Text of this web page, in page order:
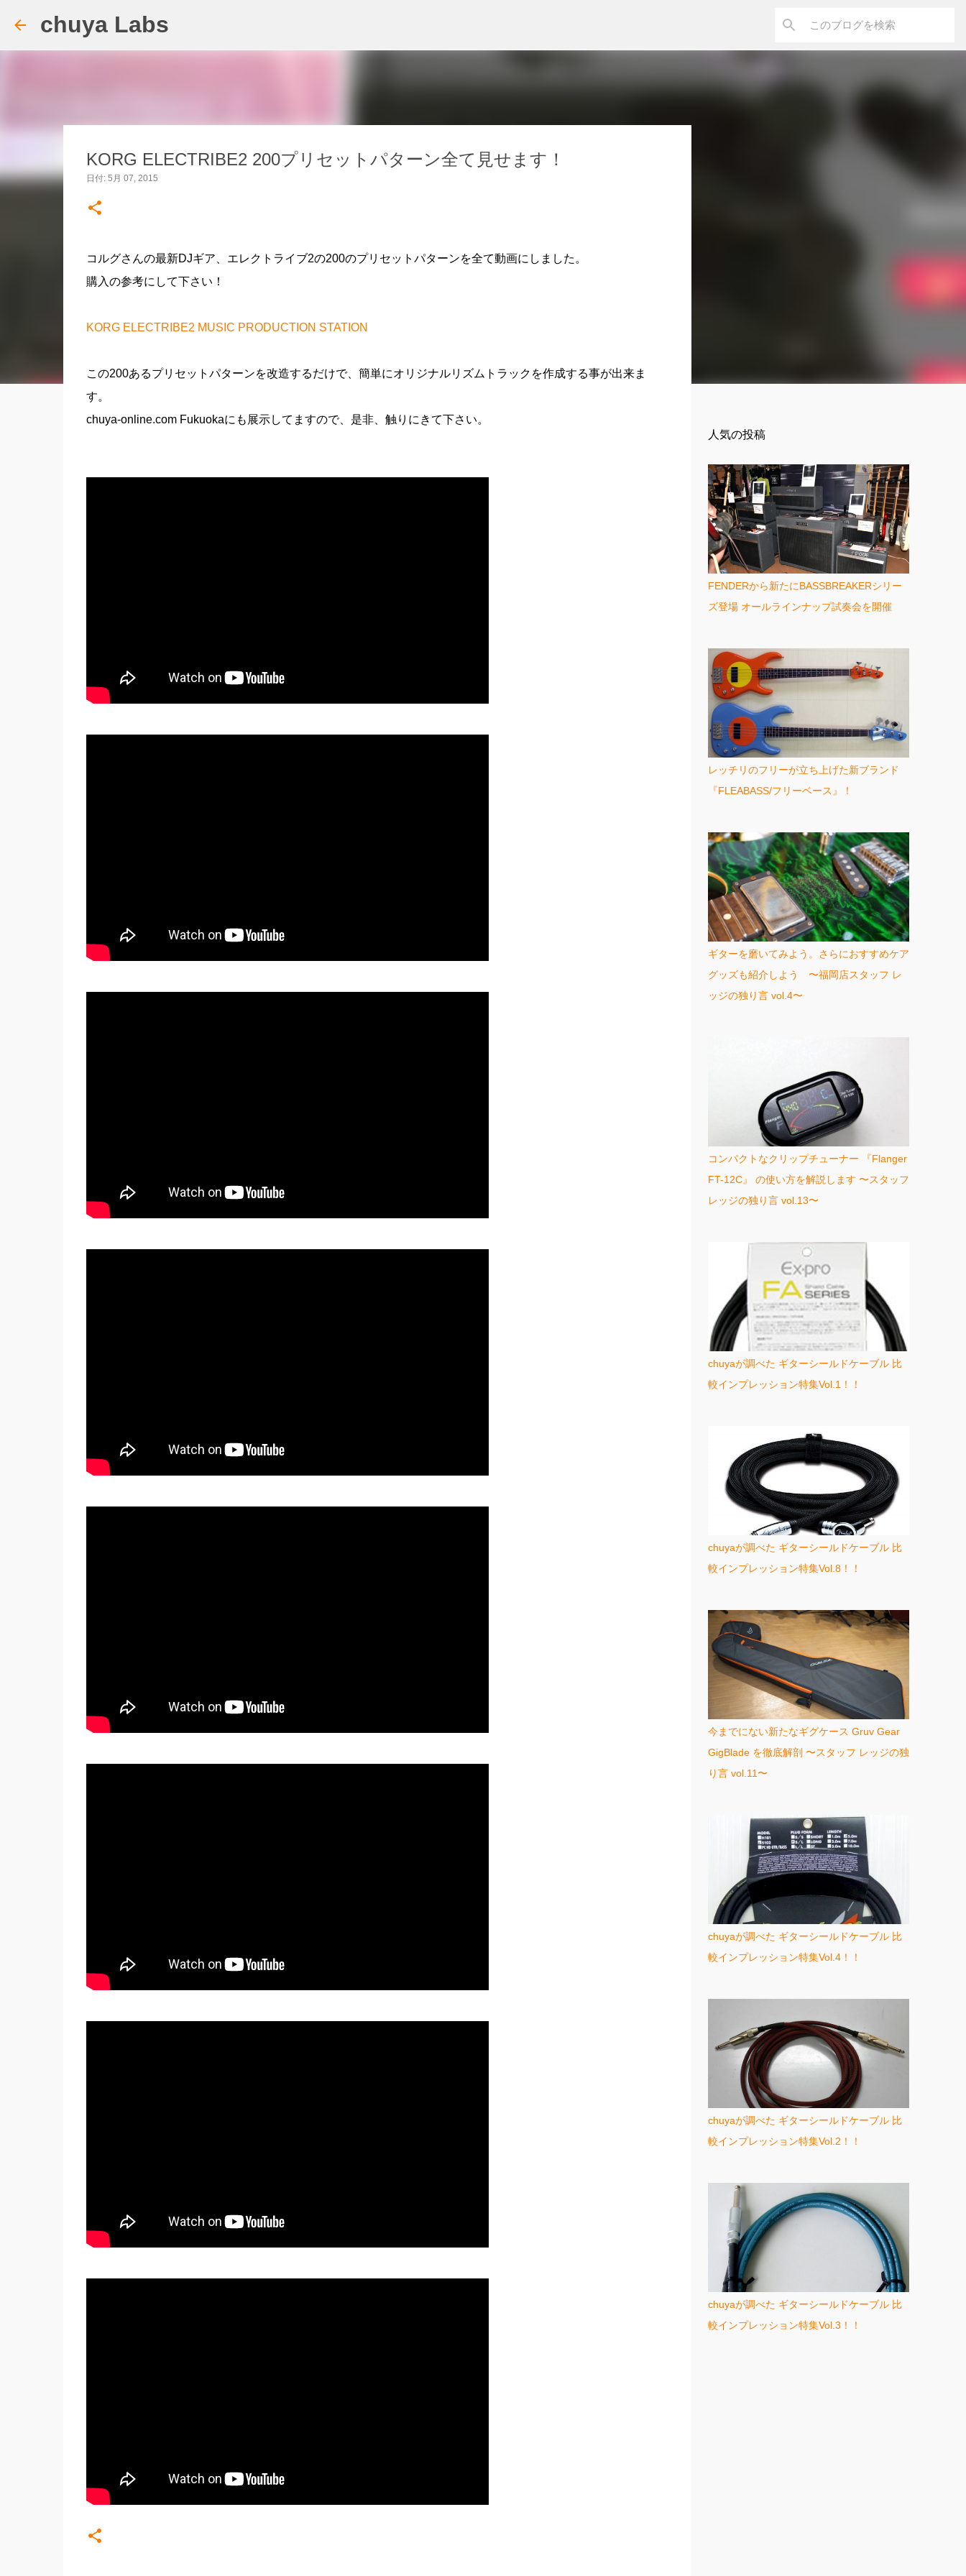
chuya Labs
KORG ELECTRIBE2 200プリセットパターン全て見せます！
日付: 5月 07, 2015
コルグさんの最新DJギア、エレクトライブ2の200のプリセットパターンを全て動画にしました。
購入の参考にして下さい！
KORG ELECTRIBE2 MUSIC PRODUCTION STATION
この200あるプリセットパターンを改造するだけで、簡単にオリジナルリズムトラックを作成する事が出来ま
す。
chuya-online.com Fukuokaにも展示してますので、是非、触りにきて下さい。
人気の投稿
FENDERから新たにBASSBREAKERシリー
ズ登場 オールラインナップ試奏会を開催
レッチリのフリーが立ち上げた新ブランド
『FLEABASS/フリーベース』！
ギターを磨いてみよう。さらにおすすめケア
グッズも紹介しよう 〜福岡店スタッフ レ
ッジの独り言 vol.4〜
コンパクトなクリップチューナー 『Flanger
FT-12C』 の使い方を解説します 〜スタッフ
レッジの独り言 vol.13〜
chuyaが調べた ギターシールドケーブル 比
較インプレッション特集Vol.1！！
chuyaが調べた ギターシールドケーブル 比
較インプレッション特集Vol.8！！
今までにない新たなギグケース Gruv Gear
GigBlade を徹底解剖 〜スタッフ レッジの独
り言 vol.11〜
chuyaが調べた ギターシールドケーブル 比
較インプレッション特集Vol.4！！
chuyaが調べた ギターシールドケーブル 比
較インプレッション特集Vol.2！！
chuyaが調べた ギターシールドケーブル 比
較インプレッション特集Vol.3！！